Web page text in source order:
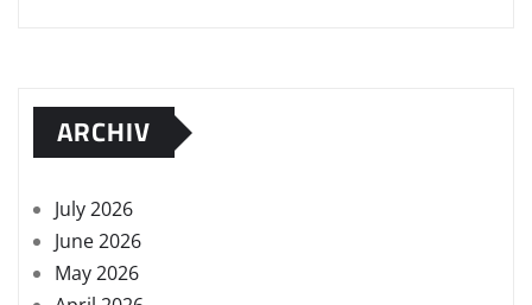
ARCHIV
July 2026
June 2026
May 2026